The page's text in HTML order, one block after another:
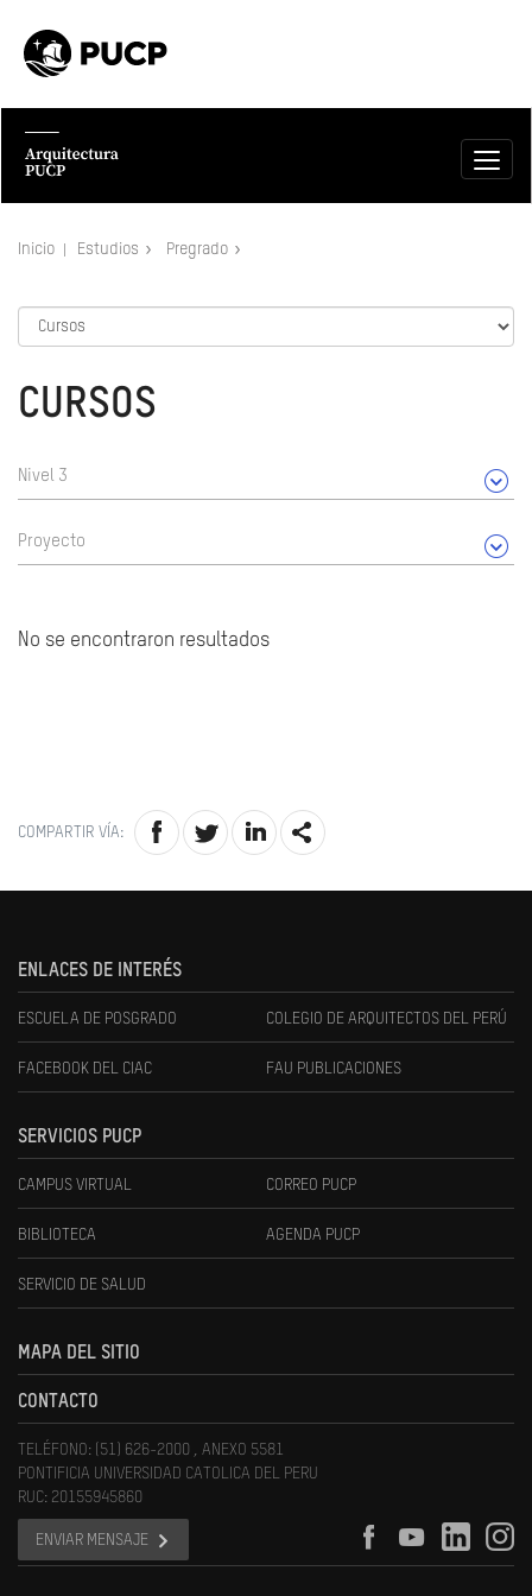
Inicio Estudios Pregrado
CURSOS
Nivel 3
Proyecto
No se encontraron resultados
COMPARTIR VÍA:
ENLACES DE INTERÉS
ESCUELA DE POSGRADO COLEGIO DE ARQUITECTOS DEL PERÚ
FACEBOOK DEL CIAC FAU PUBLICACIONES
SERVICIOS PUCP
CAMPUS VIRTUAL CORREO PUCP
BIBLIOTECA AGENDA PUCP
SERVICIO DE SALUD
MAPA DEL SITIO
CONTACTO
TELÉFONO: (51) 626-2000 , ANEXO 5581
PONTIFICIA UNIVERSIDAD CATOLICA DEL PERU
RUC: 20155945860
ENVIAR MENSAJE